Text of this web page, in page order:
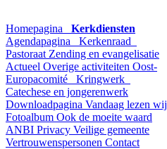
Homepagina
Kerkdiensten
Agendapagina
Kerkenraad
Pastoraat Zending en evangelisatie
Actueel Overige activiteiten Oost-
Europacomité
Kringwerk
Catechese en jongerenwerk
Downloadpagina Vandaag lezen wij
Fotoalbum Ook de moeite waard
ANBI Privacy Veilige gemeente
Vertrouwenspersonen Contact